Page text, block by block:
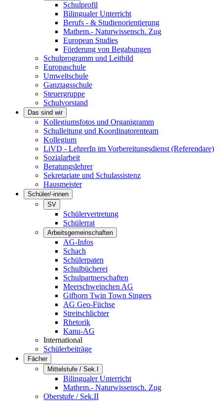
Schulprofil
Bilingualer Unterricht
Berufs - & Studienorientierung
Mathem.- Naturwissensch. Zug
European Studies
Förderung von Begabungen
Schulprogramm und Leitbild
Europaschule
Umweltschule
Ganztagsschule
Steuergruppe
Schulvorstand
Das sind wir
Kollegiumsfotos und Organigramm
Schulleitung und Koordinatorenteam
Kollegium
LiVD - LehrerIn im Vorbereitungsdienst (Referendare)
Sozialarbeit
Beratungslehrer
Sekretariate und Schulassistenz
Hausmeister
Schüler/-innen
SV
Schülervertretung
Schülerrat
Arbeitsgemeinschaften
AG-Infos
Schach
Schülerpaten
Schulbücherei
Schulpartnerschaften
Meerschweinchen AG
Gifhorn Twin Town Singers
AG Geo-Füchse
Streitschlichter
Rhetorik
Kanu-AG
International
Schülerbeiträge
Fächer
Mittelstufe / Sek.I
Bilingualer Unterricht
Mathem.- Naturwissensch. Zug
Oberstufe / Sek.II